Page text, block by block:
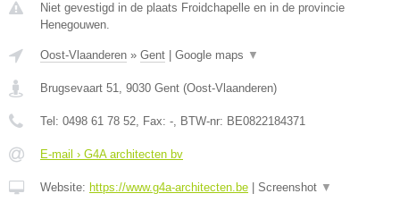
Niet gevestigd in de plaats Froidchapelle en in de provincie
Henegouwen.
Oost-Vlaanderen » Gent Google maps ▼
Brugsevaart 51, 9030 Gent (Oost-Vlaanderen)
Tel: 0498 61 78 52, Fax: -, BTW-nr: BE0822184371
E-mail › G4A architecten bv
Website: https://www.g4a-architecten.be Screenshot ▼